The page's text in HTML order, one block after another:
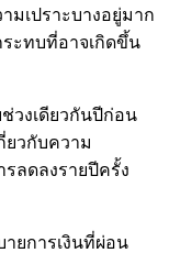
มเปราะบางอยู่มาก
ะทบที่อาจเกิดขึ้น
วงเดียวกันปีก่อน
ยวกับความ
ลดลงรายปีครั้ง
ยการเงินที่ผ่อน